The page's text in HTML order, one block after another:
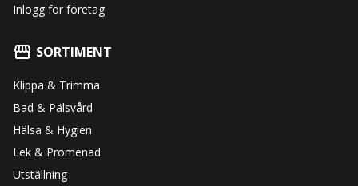
Inlogg för företag
SORTIMENT
Klippa & Trimma
Bad & Pälsvård
Hälsa & Hygien
Lek & Promenad
Utställning